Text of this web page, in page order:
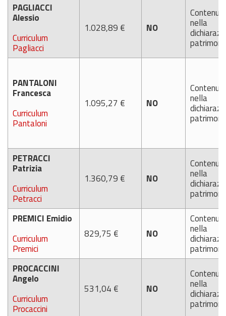
PAGLIACCI
Alessio
Curriculum
Pagliacci
1.028,89 € NO nella
PANTALONI
Francesca
Curriculum
Pantaloni
1.095,27 € NO nella
PETRACCI
Patrizia
Curriculum
Petracci
1.360,79 € NO nella
PREMICI Emidio
Curriculum
Premici
829,75 € NO nella
PROCACCINI
Angelo
Curriculum
Procaccini
531,04 € NO nella